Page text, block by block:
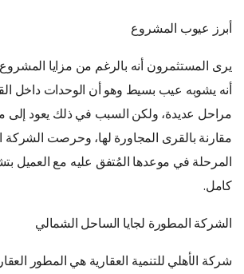
أبرز عيوب المشروع
يرى المستثمرون أنه بالرغم من مزايا المشروع
أنه يشوبه عيب بسيط وهو أن الوحدات داخل
مراحل عديدة، ولكن السبب في ذلك يعود إلى
مقارنة بالقرى المجاورة لها، وحرصت
المرحلة في موعدها المُتفق عليه مع
كامل.
الشركة المطورة لجايا الساحل الشمالي
شركة الأهلي للتنمية العقارية هي المطور